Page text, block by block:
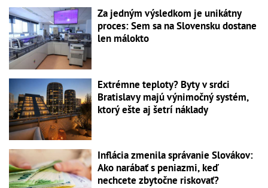
Za jedným výsledkom je unikátny
proces: Sem sa na Slovensku dostane
len málokto
Extrémne teploty? Byty v srdci
Bratislavy majú výnimočný systém,
ktorý ešte aj šetrí náklady
Inflácia zmenila správanie Slovákov:
Ako narábať s peniazmi, keď
nechcete zbytočne riskovať?